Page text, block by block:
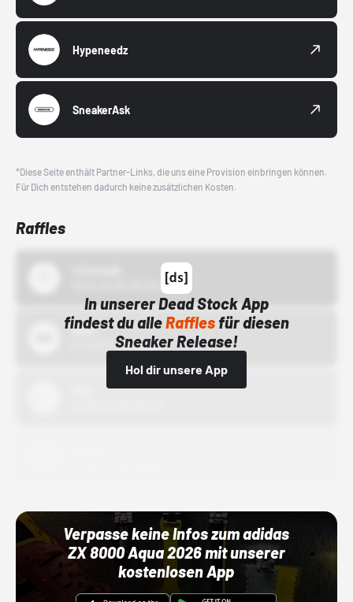
Hypeneedz
SneakerAsk
*Diese Seite enthält Partner-Links, die uns eine Provision einbringen können.
Für Dich entstehen dadurch keine zusätzlichen Kosten.
Raffles
In unserer Dead Stock App
findest du alleRafflesfür diesen
Sneaker Release!
Hol dir unsere App
Bstn
01.10.22 00:00 Uhr
Verpasse keine Infos zum adidas
ZX 8000 Aqua 2026 mit unserer
kostenlosen App